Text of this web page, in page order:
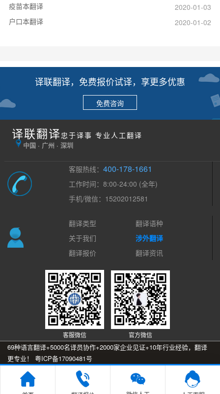
疫苗本翻译
2020-01-03
户口本翻译
2020-01-02
译联翻译，免费报价试译，享更多优惠
免费咨询

译联翻译 忠于译事 专业人工翻译
中国 · 广州 · 深圳
客服热线：400-178-1661
工作时间：8:00-24:00 (全年)
手机/微信：15202012581
翻译类型
翻译语种
关于我们
涉外翻译
翻译报价
翻译资讯
客服微信 官方微信
69种语言翻译+5000名译员协作+2000家企业见证+10年行业经验，翻译
更专业！ 粤ICP备17090481号